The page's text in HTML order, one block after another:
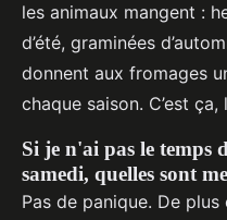
les animaux mangent :
d’été, graminées
donnent aux fromages
chaque saison. C’est
Si je n'ai pas le temps
samedi, quelles sont
Pas de panique. De